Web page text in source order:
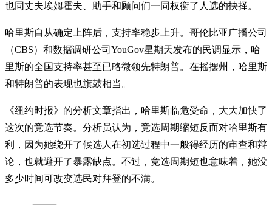
也同丈夫埃姆霍夫、助手和顾问们一同权衡了人选的抉择。
哈里斯自从确定上阵后，支持率稳步上升。哥伦比亚广播公司
（CBS）和数据调研公司YouGov星期天发布的民调显示，哈
里斯的全国支持率甚至已略微领先特朗普。在摇摆州，哈里斯
和特朗普的表现也旗鼓相当。
《纽约时报》的分析文章指出，哈里斯临危受命，大大加快了
这次的竞选节奏。分析员认为，竞选周期缩短反而对哈里斯有
利，因为她绕开了候选人在初选过程中一般得经历的审查和辩
论，也就避开了暴露缺点。不过，竞选周期短也意味着，她没
多少时间可改变选民对拜登的不满。